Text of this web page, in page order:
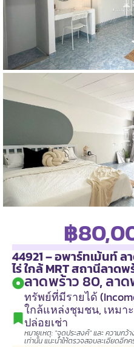
฿
44921 – อพาร์ทเม้นท์ ล
ไร่ ใกล้ MRT สถานีลาดพ
ลาดพร้าว 80, ลา
ทรัพย์ที่มีรายได้
ใกล้แหล่งชุมชน, เหมา
ปล่อยเช่า
หมายเหตุ: "จุดประสงค์" และ ความกว้
เท่านั้น แนะนำให้ตรวจสอบละเอียดอีกค